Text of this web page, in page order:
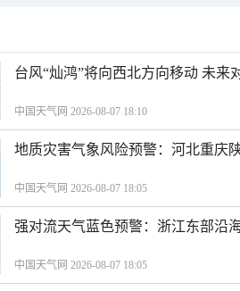
台风“灿鸿”将向西北方向移动 未来
中国天气网 2026-08-07 18:10
地质灾害气象风险预警：河北重庆
中国天气网 2026-08-07 18:05
强对流天气蓝色预警：浙江东部沿
中国天气网 2026-08-07 18:05